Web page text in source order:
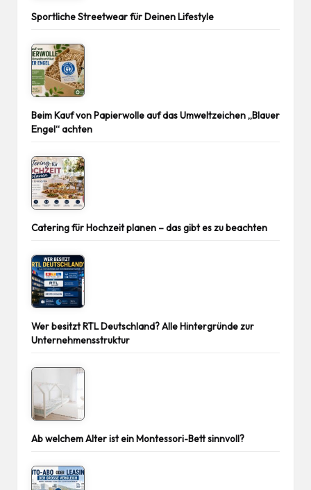
Sportliche Streetwear für Deinen Lifestyle
Beim Kauf von Papierwolle auf das Umweltzeichen „Blauer
Engel“ achten
Catering für Hochzeit planen – das gibt es zu beachten
Wer besitzt RTL Deutschland? Alle Hintergründe zur
Unternehmensstruktur
Ab welchem Alter ist ein Montessori-Bett sinnvoll?